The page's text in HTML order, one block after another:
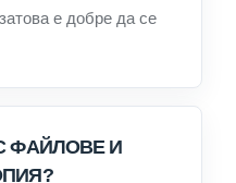
е добре да се
ФАЙЛОВЕ И